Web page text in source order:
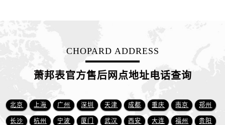
山东省泰安市泰山区财源街道泰山大街萧邦售后服务中心（需提前预约）
山东省威海市环翠区新威海路89号振华商厦一楼名表维修萧邦售后服务中心（需提前预约）
CHOPARD ADDRESS
萧邦表官方售后网点地址电话查询
北京 上海 广州 深圳 天津 成都 重庆 南京 郑州
长沙 杭州 宁波 厦门 武汉 西安 大连 福州 贵阳